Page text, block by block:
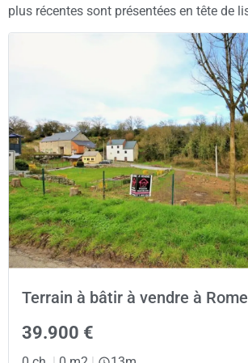
plus récentes sont présentées en tête de
Terrain à bâtir à vendre à
39.900 €